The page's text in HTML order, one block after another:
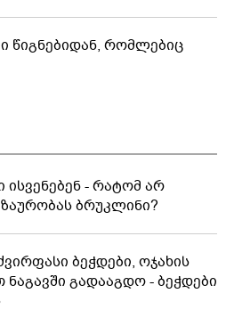
წიგნებიდან, რომლებიც
ისვენებენ - რატომ არ
ბრუკლინი?
ბეჭდები, ოჯახის
გადააგდო - ბეჭდები